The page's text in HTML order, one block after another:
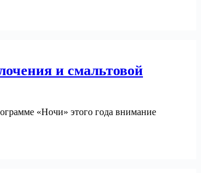
и смальтовой
«Ночи» этого года внимание